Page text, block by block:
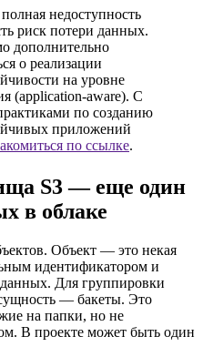
недоступность
риск потери данных.
дополнительно
о реализации
на уровне
(application-aware). С
по созданию
приложений
по ссылке.
S3 — еще один
в облаке
Объект — это некая
идентификатором и
Для группировки
— бакеты. Это
на папки, но не
В проекте может быть один